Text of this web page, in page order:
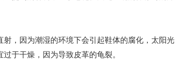
，因为潮湿的环境下会引起鞋体的腐化，太阳光
于干燥，因为导致皮革的龟裂。